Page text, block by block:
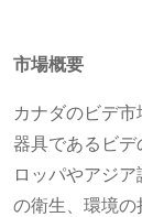
市場概要
カナダのビデ
器具であるビ
ロッパやアジ
の衛生、環境の